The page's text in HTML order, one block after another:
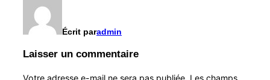
Écrit paradmin
Laisser un commentaire